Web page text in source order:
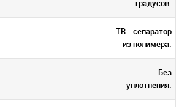
градусов.
TR - сепаратор
из полимера.
Без
уплотнения.